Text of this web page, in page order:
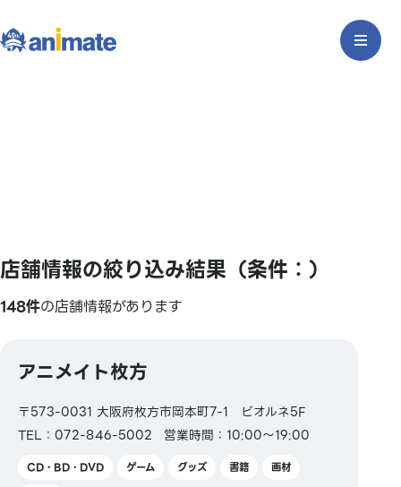
店舗情報の絞り込み結果（条件：）
148件の店舗情報があります
アニメイト枚方
〒573-0031 大阪府枚方市岡本町7-1 ビオルネ5F
TEL：072-846-5002
営業時間：10:00～19:00
CD・BD・DVD ゲーム グッズ 書籍
画材